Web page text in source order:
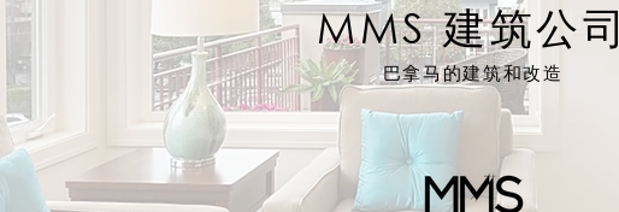
MMS 建筑公司
巴拿马的建筑和改造